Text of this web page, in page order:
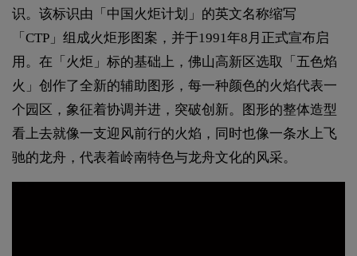
识。该标识由「中国火炬计划」的英文名称缩写
「CTP」组成火炬形图案，并于1991年8月正式宣布启
用。在「火炬」标的基础上，佛山高新区选取「五色焰
火」创作了全新的辅助图形，每一种颜色的火焰代表一
个园区，象征着协调并进，突破创新。图形的整体造型
看上去就像一支迎风前行的火焰，同时也像一条水上飞
驰的龙舟，代表着岭南特色与龙舟文化的风采。